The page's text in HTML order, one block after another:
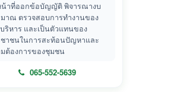
น้าที่ออกข้อบัญญัติ พิจารณางบ
าณ ตรวจสอบการทำงานของ
ริหาร และเป็นตัวแทนของ
าชนในการสะท้อนปัญหาและ
ต้องการของชุมชน
065-552-5639